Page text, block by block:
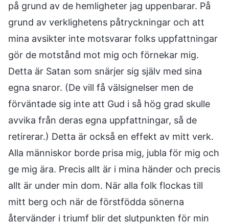
på grund av de hemligheter jag uppenbarar. På
grund av verklighetens påtryckningar och att
mina avsikter inte motsvarar folks uppfattningar
gör de motstånd mot mig och förnekar mig.
Detta är Satan som snärjer sig själv med sina
egna snaror. (De vill få välsignelser men de
förväntade sig inte att Gud i så hög grad skulle
avvika från deras egna uppfattningar, så de
retirerar.) Detta är också en effekt av mitt verk.
Alla människor borde prisa mig, jubla för mig och
ge mig ära. Precis allt är i mina händer och precis
allt är under min dom. När alla folk flockas till
mitt berg och när de förstfödda sönerna
återvänder i triumf blir det slutpunkten för min